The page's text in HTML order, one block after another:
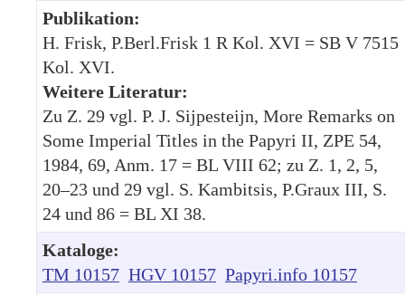
Publikation:
H. Frisk, P.Berl.Frisk 1 R Kol. XVI = SB V 7515
Kol. XVI.
Weitere Literatur:
Zu Z. 29 vgl. P. J. Sijpesteijn, More Remarks on
Some Imperial Titles in the Papyri II, ZPE 54,
1984, 69, Anm. 17 = BL VIII 62; zu Z. 1, 2, 5,
20–23 und 29 vgl. S. Kambitsis, P.Graux III, S.
24 und 86 = BL XI 38.
Kataloge:
TM 10157 HGV 10157 Papyri.info 10157